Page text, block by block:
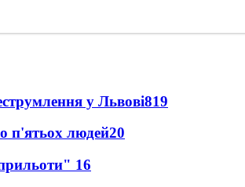
у Львові819
п'ятьох людей20
16